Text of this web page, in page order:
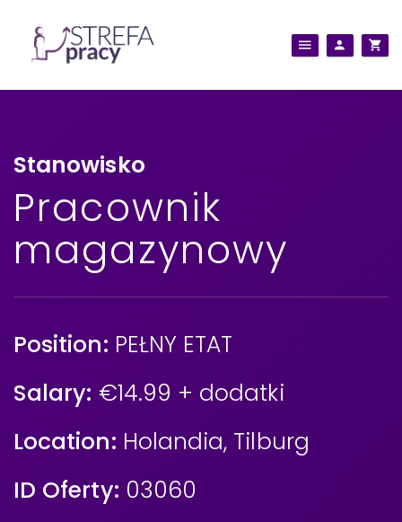
Stanowisko
Pracownik
magazynowy
Position: PEŁNY ETAT
Salary: €14.99 + dodatki
Location: Holandia, Tilburg
ID Oferty: 03060